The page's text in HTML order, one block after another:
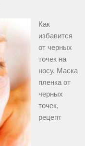
Как
избавится
от черных
точек на
носу. Маска
пленка от
черных
точек,
рецепт